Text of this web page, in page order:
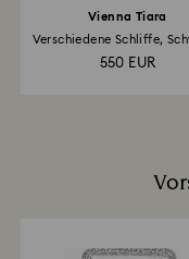
Vienna Tiara
Verschiedene Schliffe,
550 EUR